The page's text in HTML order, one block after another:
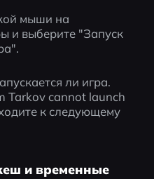
мыши на
и выберите "Запуск
ли игра.
Tarkov cannot launch
к следующему
и временные